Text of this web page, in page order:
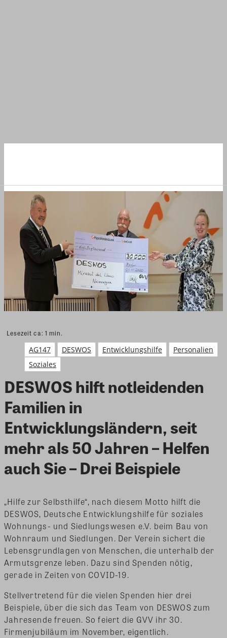
Lesezeit ca: 1 min.
AG147 DESWOS Entwicklungshilfe
Personalien
Soziales
DESWOS hilft notleidenden
Familien in
Entwicklungsländern, seit
mehr als 50 Jahren – Helfen
auch Sie – Drei Beispiele
„Hilfe zur Selbsthilfe“, nach diesem Motto hilft die
DESWOS, Deutsche Entwicklungshilfe für soziales
Wohnungs- und Siedlungswesen e.V. beim Bau von
Wohnraum und Siedlungen. Der Verein sichert die
Lebensgrundlagen von Menschen, die unterhalb der
Armutsgrenze leben. Dazu sind Spenden nötig,
gerade in Zeiten von COVID-19.
Stellvertretend für die vielen Spenden hier drei
Beispiele, über die sich das Team von DESWOS zum
Jahresende freuen. So feiert die GVV ihr 30.
Firmenjubiläum im November, eigentlich.